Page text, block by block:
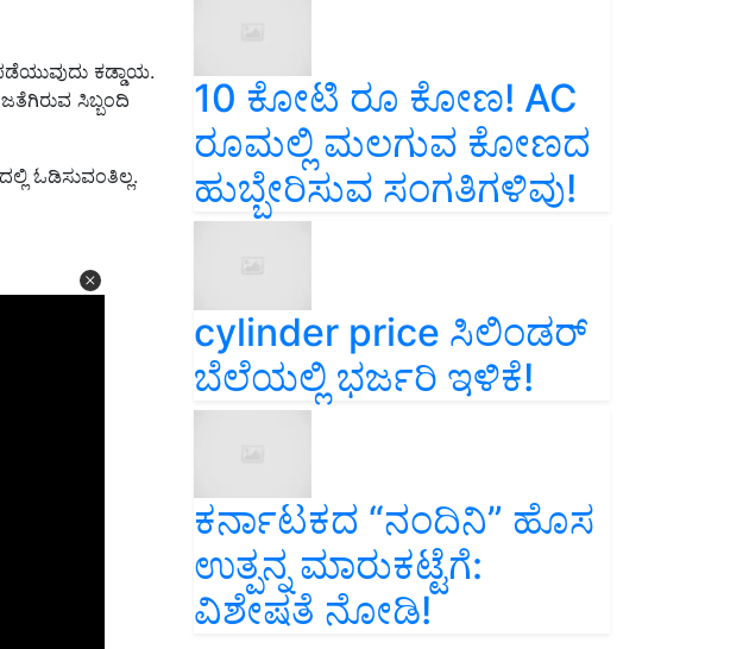
ಕಡ್ಡಾಯ.
ಸಿಬ್ಬಂದಿ
ಓಡಿಸುವಂತಿಲ್ಲ.
10 ಕೋಟಿ ರೂ ಕೋಣ! AC
ರೂಮಲ್ಲಿ ಮಲಗುವ ಕೋಣದ
ಹುಬ್ಬೇರಿಸುವ ಸಂಗತಿಗಳಿವು!
cylinder price ಸಿಲಿಂಡರ್‌
ಬೆಲೆಯಲ್ಲಿ ಭರ್ಜರಿ ಇಳಿಕೆ!
ಕರ್ನಾಟಕದ “ನಂದಿನಿ” ಹೊಸ
ಉತ್ಪನ್ನ ಮಾರುಕಟ್ಟೆಗೆ:
ವಿಶೇಷತೆ ನೋಡಿ!